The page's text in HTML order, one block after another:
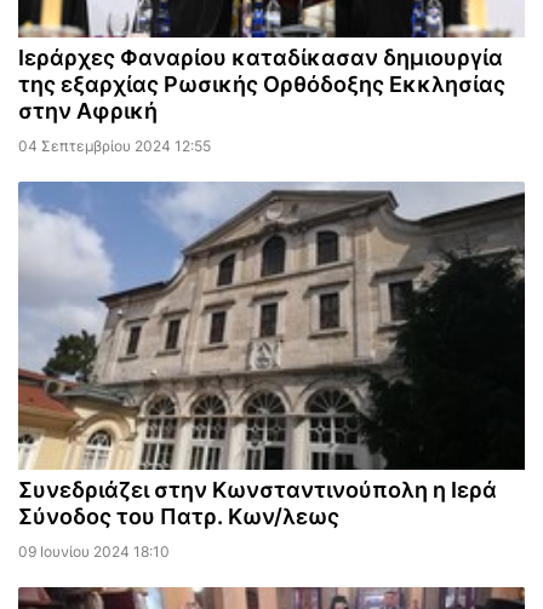
Ιεράρχες Φαναρίου καταδίκασαν δημιουργία
της εξαρχίας Ρωσικής Ορθόδοξης Εκκλησίας
στην Αφρική
04 Σεπτεμβρίου 2024 12:55
Συνεδριάζει στην Κωνσταντινούπολη η Ιερά
Σύνοδος του Πατρ. Κων/λεως
09 Ιουνίου 2024 18:10